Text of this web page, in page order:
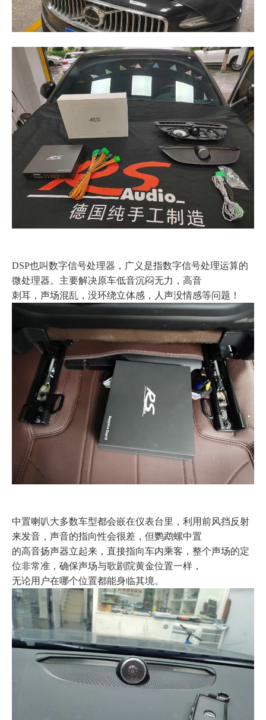
DSP也叫数字信号处理器，广义是指数字信号处理运算的
微处理器。主要解决原车低音沉闷无力，高音
刺耳，声场混乱，没环绕立体感，人声没情感等问题！
中置喇叭大多数车型都会嵌在仪表台里，利用前风挡反射
来发音，声音的指向性会很差，但鹦鹉螺中置
的高音扬声器立起来，直接指向车内乘客，整个声场的定
位非常准，确保声场与歌剧院黄金位置一样，
无论用户在哪个位置都能身临其境。